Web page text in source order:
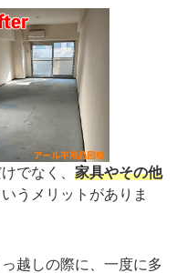
でなく、 家具やその他
うメリットがありま
越しの際に、一度に多